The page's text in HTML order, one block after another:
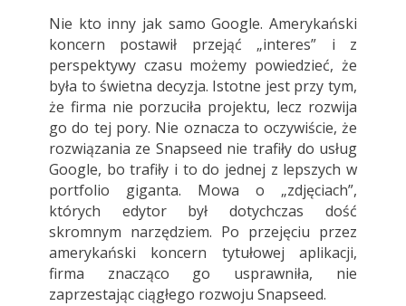
Nie kto inny jak samo Google. Amerykański
koncern postawił przejąć „interes” i z
perspektywy czasu możemy powiedzieć, że
była to świetna decyzja. Istotne jest przy tym,
że firma nie porzuciła projektu, lecz rozwija
go do tej pory. Nie oznacza to oczywiście, że
rozwiązania ze Snapseed nie trafiły do usług
Google, bo trafiły i to do jednej z lepszych w
portfolio giganta. Mowa o „zdjęciach”,
których edytor był dotychczas dość
skromnym narzędziem. Po przejęciu przez
amerykański koncern tytułowej aplikacji,
firma znacząco go usprawniła, nie
zaprzestając ciągłego rozwoju Snapseed.